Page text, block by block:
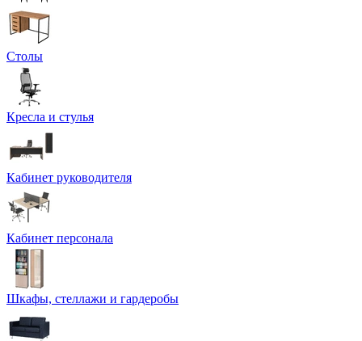
Столы
Кресла и стулья
Кабинет руководителя
Кабинет персонала
Шкафы, стеллажи и гардеробы